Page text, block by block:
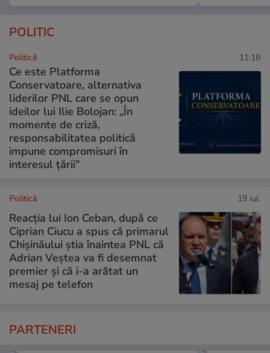
POLITIC
Politică 11:18
Ce este Platforma
Conservatoare, alternativa
liderilor PNL care se opun
ideilor lui Ilie Bolojan: „În
momente de criză,
responsabilitatea politică
impune compromisuri în
interesul țării”
Politică 19 iul.
Reacția lui Ion Ceban, după ce
Ciprian Ciucu a spus că primarul
Chișinăului știa înaintea PNL că
Adrian Veștea va fi desemnat
premier și că i-a arătat un
mesaj pe telefon
PARTENERI